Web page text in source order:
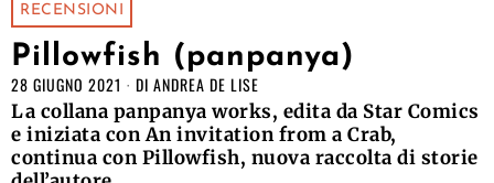
RECENSIONI
Pillowfish (panpanya)
28 GIUGNO 2021 DI ANDREA DE LISE
La collana panpanya works, edita da Star Comics
e iniziata con An invitation from a Crab,
continua con Pillowfish, nuova raccolta di storie